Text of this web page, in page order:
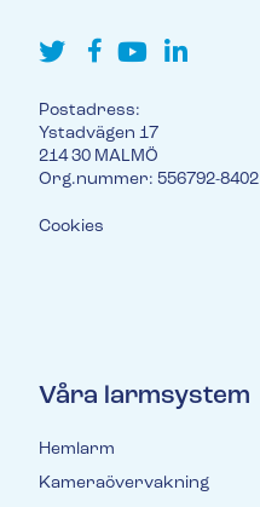
Postadress:
Ystadvägen 17
214 30 MALMÖ
Org.nummer: 556792-8402
Cookies
Våra larmsystem
Hemlarm
Kameraövervakning